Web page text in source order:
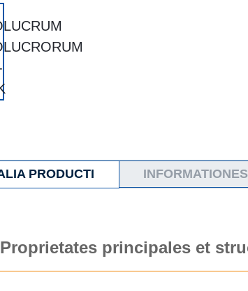
PRODUCTI
Proprietates principales et